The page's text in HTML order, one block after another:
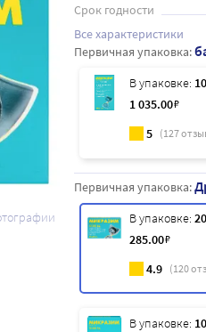
Срок годности
Все характеристики
Первичная упаковка:
В упаковке:
1 035.00₽
5 (127
Первичная упаковка:
В упаковке: 20
285.00₽
4.9 (120
В упаковке: